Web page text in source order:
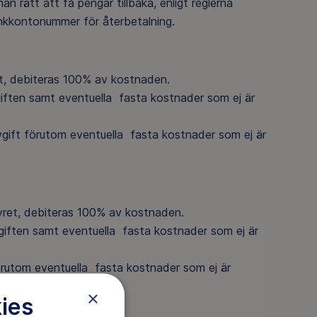
för återbetalning.
debiteras 100% av kostnaden.
samt eventuella fasta kostnader som ej är
förutom eventuella fasta kostnader som ej är
debiteras 100% av kostnaden.
samt eventuella fasta kostnader som ej är
eventuella fasta kostnader som ej är
×